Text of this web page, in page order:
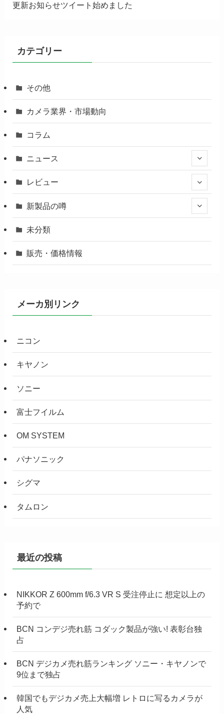
更新お知らせツイート始めました
カテゴリー
その他
カメラ業界・市場動向
コラム
ニュース
レビュー
新製品の噂
未分類
販売・価格情報
メーカ別リンク
ニコン
キヤノン
ソニー
富士フイルム
OM SYSTEM
パナソニック
シグマ
タムロン
最近の投稿
NIKKOR Z 600mm f/6.3 VR S 受注停止に 想定以上の
予約で
BCN コンデジ売れ筋 コダック製品が強い! 表彰台独
占
BCN デジカメ売れ筋ランキング ソニー・キヤノンで
9位まで独占
韓国でもデジカメ売上大幅増 レトロに写るカメラが
人気